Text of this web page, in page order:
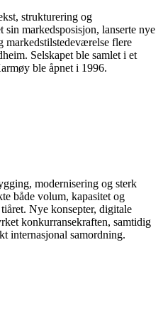
strukturering og
markedsposisjon, lanserte nye
markedstilstedeværelse flere
Selskapet ble samlet i et
ble åpnet i 1996.
modernisering og sterk
både volum, kapasitet og
Nye konsepter, digitale
konkurransekraften, samtidig
internasjonal samordning.